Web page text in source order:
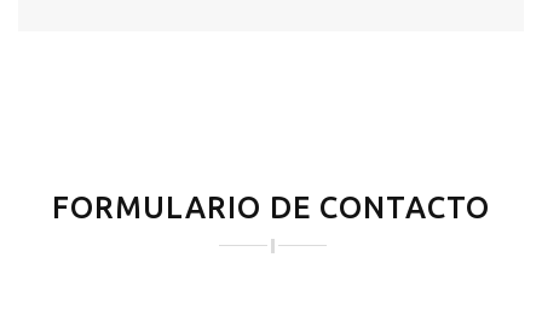
FORMULARIO DE CONTACTO